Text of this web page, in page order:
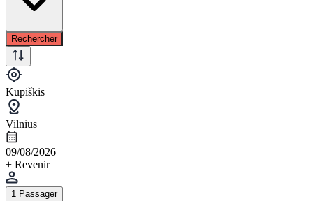
Rechercher
Kupiškis
Vilnius
09/08/2026
+ Revenir
1 Passager